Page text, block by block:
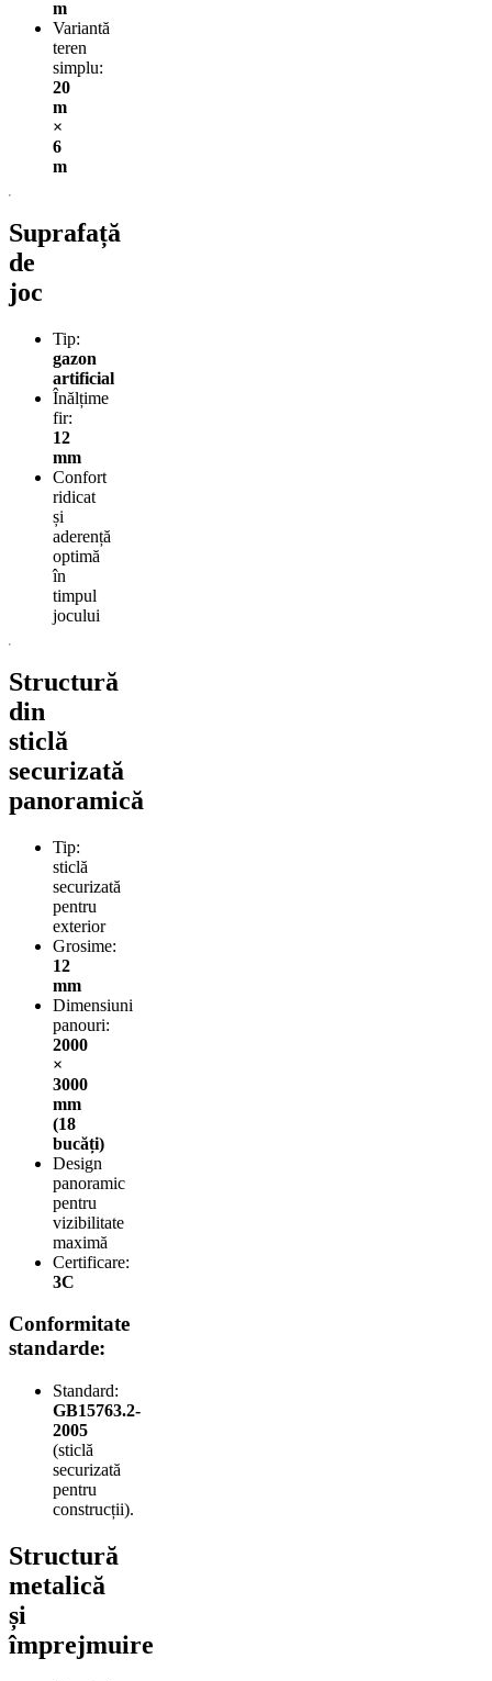
m
Variantă
teren
simplu:
20
m
×
6
m
Suprafață
de
joc
Tip:
gazon
artificial
Înălțime
fir:
12
mm
Confort
ridicat
și
aderență
optimă
în
timpul
jocului
Structură
din
sticlă
securizată
panoramică
Tip:
sticlă
securizată
pentru
exterior
Grosime:
12
mm
Dimensiuni
panouri:
2000
×
3000
mm
(18
bucăți)
Design
panoramic
pentru
vizibilitate
maximă
Certificare:
3C
Conformitate
standarde:
Standard:
GB15763.2-
2005
(sticlă
securizată
pentru
construcții).
Structură
metalică
și
împrejmuire